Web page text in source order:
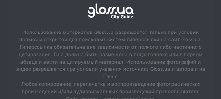
Использование материалов Gloss.ua разрешается только при условии
прямой и открытой для поисковых систем гиперссылки на сайт Gloss.ua.
Гиперссылка обязательна вне зависимости от полного либо частичного
цитирования. Она должна быть размещена в подзаголовке или в первом
абзаце и вести на цитируемый материал. Использование фотографий и
видео разрешается при условии указания источника Gloss.ua и автора.и на
Глосс
Любое копирование, перепечатка и воспроизведение фотографических
произведений и/или аудиовизуальных произведений правообладателя